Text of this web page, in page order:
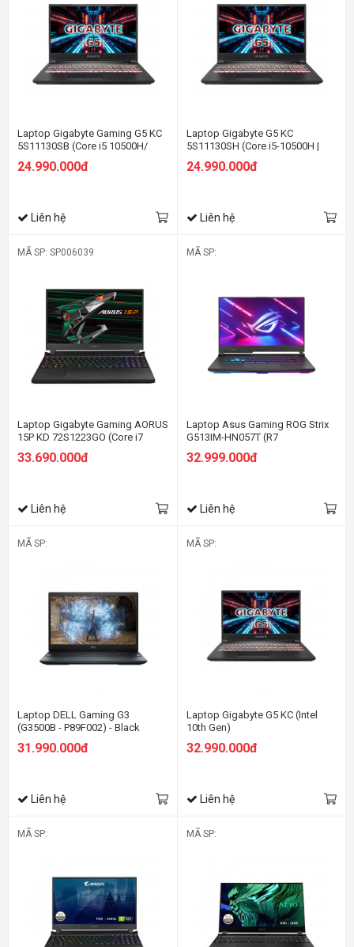
Laptop Gigabyte Gaming G5 KC
5S11130SB (Core i5 10500H/
16Gb/ 512Gb SSD/ 15.6" FHD -
144Hz/RTX 3060 6Gb/
24.990.000đ
Liên hệ
Laptop Gigabyte G5 KC
5S11130SH (Core i5-10500H |
16GB | 512GB | RTX 3060 6GB |
15.6 inch FHD | Win 10 | Đen)
24.990.000đ
Liên hệ
MÃ SP: SP006039
Laptop Gigabyte Gaming AORUS
15P KD 72S1223GO (Core i7
15.6" FHD - 240Hz/RTX 3060
33.690.000đ
Liên hệ
MÃ SP:
Laptop Asus Gaming ROG Strix
G513IM-HN057T (R7
SSD/15.6 FHD 144hz/RTX3060
32.999.000đ
Liên hệ
MÃ SP:
Laptop DELL Gaming G3
(G3500B - P89F002) - Black
31.990.000đ
Liên hệ
MÃ SP:
Laptop Gigabyte G5 KC (Intel
10th Gen)
32.990.000đ
Liên hệ
MÃ SP: MÃ SP: